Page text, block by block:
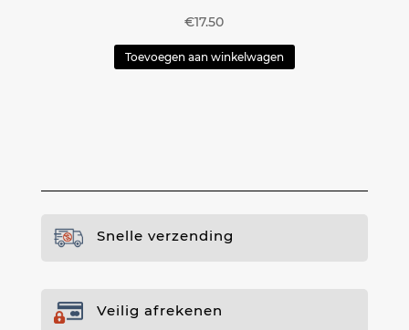
€17.50
Toevoegen aan winkelwagen
Snelle verzending
Veilig afrekenen